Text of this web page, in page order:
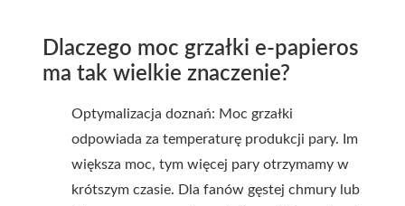
Dlaczego moc grzałki e-papieros
ma tak wielkie znaczenie?
Optymalizacja doznań: Moc grzałki
odpowiada za temperaturę produkcji pary. Im
większa moc, tym więcej pary otrzymamy w
krótszym czasie. Dla fanów gęstej chmury lub